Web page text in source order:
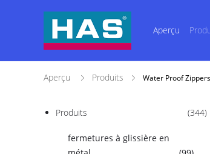
Aperçu
Aperçu Produits Water Proof
Produits (344)
fermetures à glissière en